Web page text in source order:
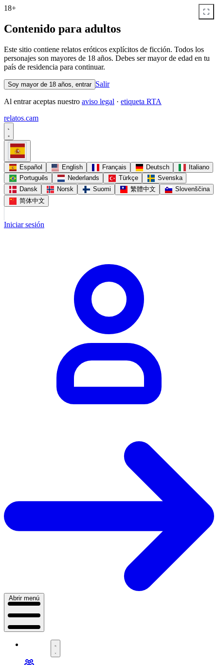
18+
Contenido para adultos
Este sitio contiene relatos eróticos explícitos de ficción. Todos los
personajes son mayores de 18 años. Debes ser mayor de edad en tu
país de residencia para continuar.
Soy mayor de 18 años, entrar Salir
Al entrar aceptas nuestro aviso legal · etiqueta RTA
relatos.cam
Español English Français Deutsch
Italiano
Português
Nederlands Türkçe
Svenska
Dansk
Norsk Suomi 繁體中文
Slovenščina
简体中文
Iniciar sesión
Abrir menú